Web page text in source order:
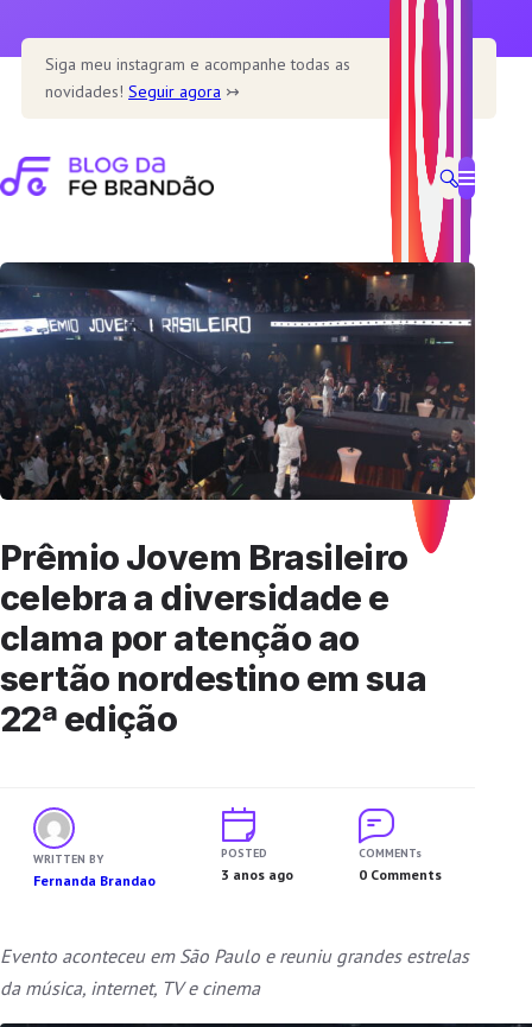
para
Siga meu instagram e acompanhe todas as
novidades!Seguir agora ↣
Prêmio Jovem Brasileiro
celebra a diversidade e
clama por atenção ao
sertão nordestino em sua
22ª edição
WRITTEN BY
Fernanda Brandao
POSTED
3 anos ago
COMMENTs
0 Comments
Evento aconteceu em São Paulo e reuniu grandes estrelas
da música, internet, TV e cinema